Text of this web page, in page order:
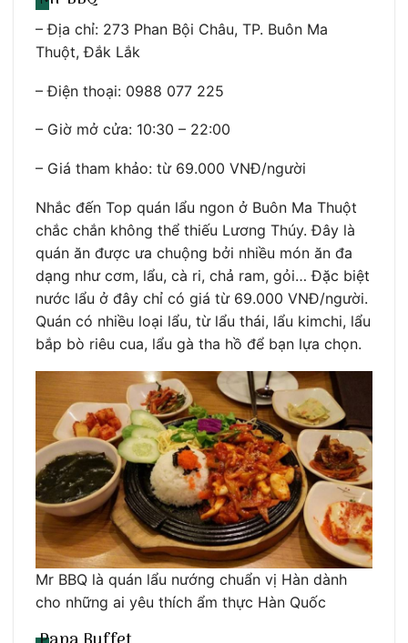
– Địa chỉ: 273 Phan Bội Châu, TP. Buôn Ma
Thuột, Đắk Lắk
– Điện thoại: 0988 077 225
– Giờ mở cửa: 10:30 – 22:00
– Giá tham khảo: từ 69.000 VNĐ/người
Nhắc đến Top quán lẩu ngon ở Buôn Ma Thuột
chắc chắn không thể thiếu Lương Thúy. Đây là
quán ăn được ưa chuộng bởi nhiều món ăn đa
dạng như cơm, lẩu, cà ri, chả ram, gỏi… Đặc biệt
nước lẩu ở đây chỉ có giá từ 69.000 VNĐ/người.
Quán có nhiều loại lẩu, từ lẩu thái, lẩu kimchi, lẩu
bắp bò riêu cua, lẩu gà tha hồ để bạn lựa chọn.
Mr BBQ là quán lẩu nướng chuẩn vị Hàn dành
cho những ai yêu thích ẩm thực Hàn Quốc